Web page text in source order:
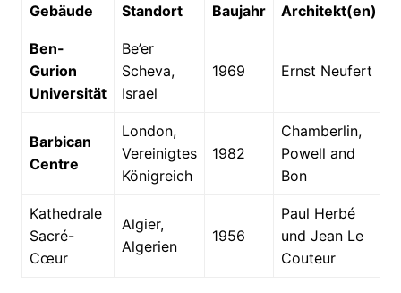
Gebäude Standort Baujahr Architekt(en)
Ben-
Gurion
Universität
Be’er
Scheva,
Israel
1969 Ernst Neufert
Barbican
Centre
London,
Vereinigtes
Königreich
1982
Chamberlin,
Powell and
Bon
Kathedrale
Sacré-
Cœur
Algier,
Algerien
1956
Paul Herbé
und Jean Le
Couteur